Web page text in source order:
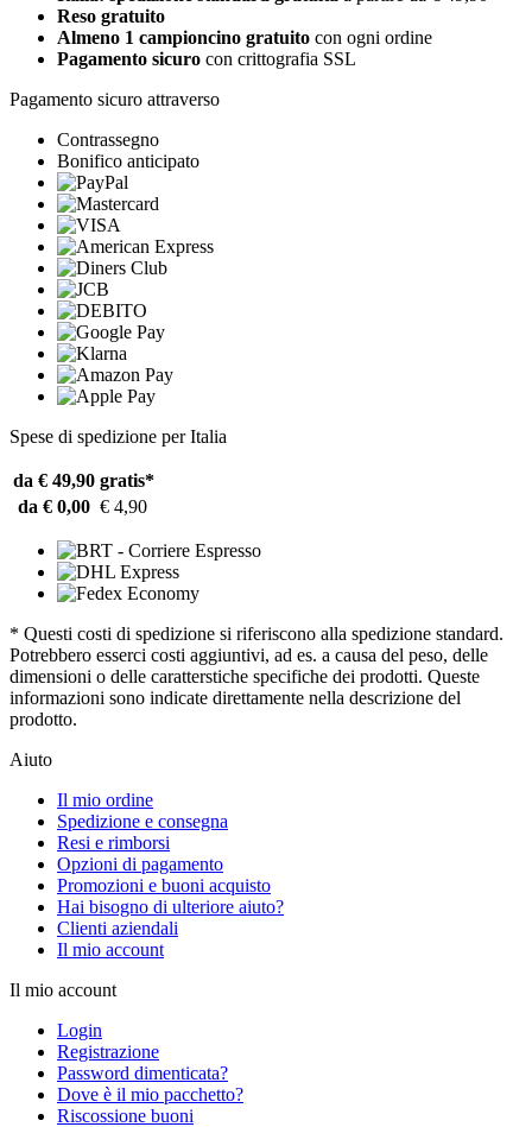
Reso gratuito
Almeno 1 campioncino gratuito con ogni ordine
Pagamento sicuro con crittografia SSL
Pagamento sicuro attraverso
Contrassegno
Bonifico anticipato
Spese di spedizione per Italia
da € 49,90 gratis*
da € 0,00 € 4,90
* Questi costi di spedizione si riferiscono alla spedizione standard.
Potrebbero esserci costi aggiuntivi, ad es. a causa del peso, delle
dimensioni o delle caratterstiche specifiche dei prodotti. Queste
informazioni sono indicate direttamente nella descrizione del
prodotto.
Aiuto
Il mio ordine
Spedizione e consegna
Resi e rimborsi
Opzioni di pagamento
Promozioni e buoni acquisto
Hai bisogno di ulteriore aiuto?
Clienti aziendali
Il mio account
Il mio account
Login
Registrazione
Password dimenticata?
Dove è il mio pacchetto?
Riscossione buoni